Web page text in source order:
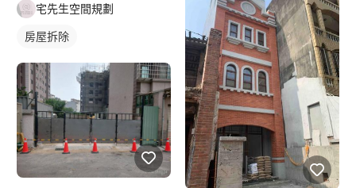
宅先生空間規劃
房屋拆除